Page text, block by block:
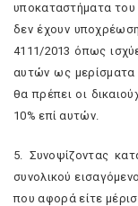
υποκαταστήματα
δεν έχουν
4111/2013 όπως
αυτών ως
θα πρέπει οι
10% επί αυτών.
5. Συνοψίζοντας
συνολικού
που αφορά είτε